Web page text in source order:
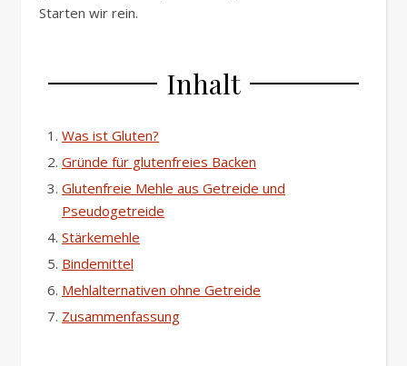
Starten wir rein.
Inhalt
Was ist Gluten?
Gründe für glutenfreies Backen
Glutenfreie Mehle aus Getreide und
Pseudogetreide
Stärkemehle
Bindemittel
Mehlalternativen ohne Getreide
Zusammenfassung